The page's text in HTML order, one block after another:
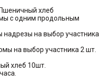
хлеб
с одним продольным
на выбор участника
на выбор участника 2 шт.
хлеб 10шт.